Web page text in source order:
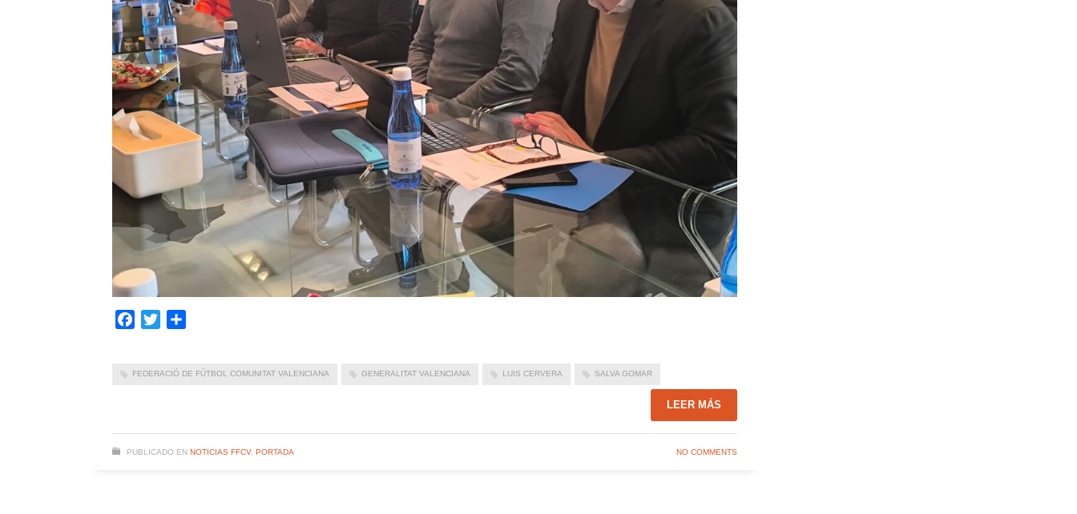
Facebook
Twitter
FEDERACIÓ DE FÚTBOL COMUNITAT VALENCIANA GENERALITAT VALENCIANA LUIS CERVERA SALVA GOMAR
LEER MÁS
PUBLICADO EN NOTICIAS FFCV, PORTADA NO COMMENTS